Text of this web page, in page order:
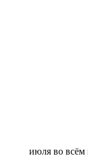
июля во всём